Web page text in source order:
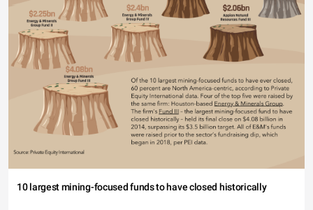
10 largest mining-focused funds to have closed historically